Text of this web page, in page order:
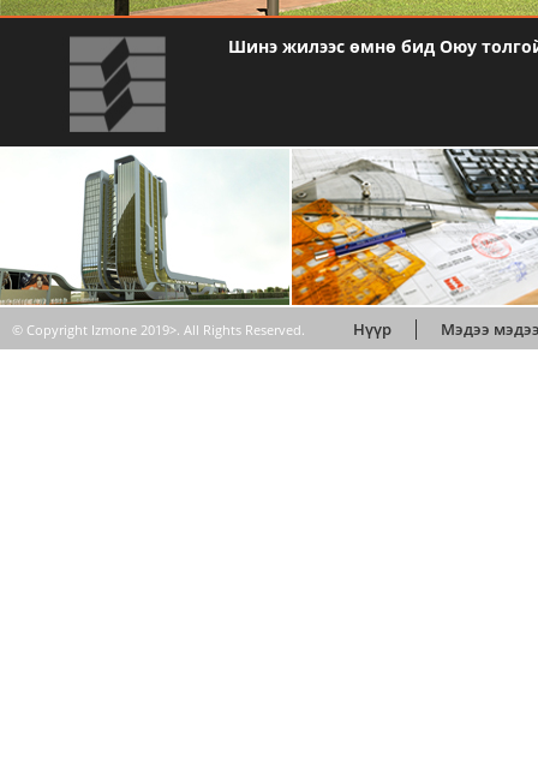
Шинэ жилээс өмнө бид Оюу
МЭДЭЭ МЭДЭЭЛЭЛ
© Copyright Izmone 2019>. All Rights Reserved. Нүүр Мэдээ